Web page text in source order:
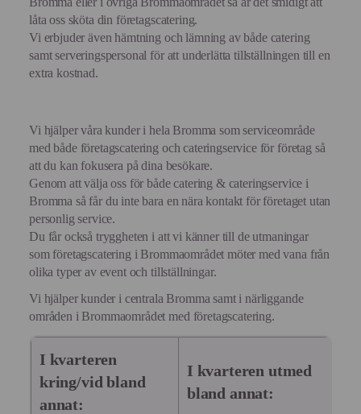
låta oss sköta din företagscatering.
Vi erbjuder även hämtning och lämning av både catering
samt serveringspersonal för att underlätta tillställningen till en
extra kostnad.
Vi hjälper våra kunder i hela Bromma som serviceområde
med både företagscatering och cateringservice för företag så
att du kan fokusera på dina besökare.
Genom att välja oss för både catering & cateringservice i
Bromma så får du inte bara en nära kontakt för företaget utan
personlig service.
Du får också tryggheten i att vi känner till de utmaningar
som företagscatering i Brommaområdet möter med vana från
olika typer av event och tillställningar.
Vi hjälper kunder i centrala Bromma samt i närliggande
områden i Brommaområdet med företagscatering.
I kvarteren
kring/vid bland
annat:
I kvarteren utmed
bland annat: